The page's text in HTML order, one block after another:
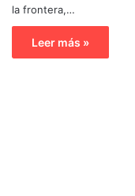
la frontera,…
Leer más »